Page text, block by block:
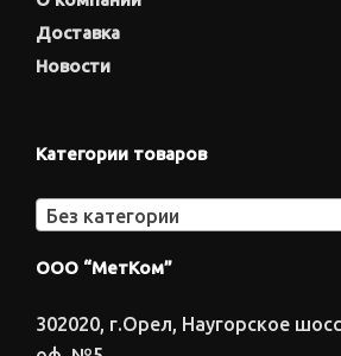
Доставка
Новости
Категории товаров
Без категории
ООО “МетКом”
302020, г.Орел, Наугорское